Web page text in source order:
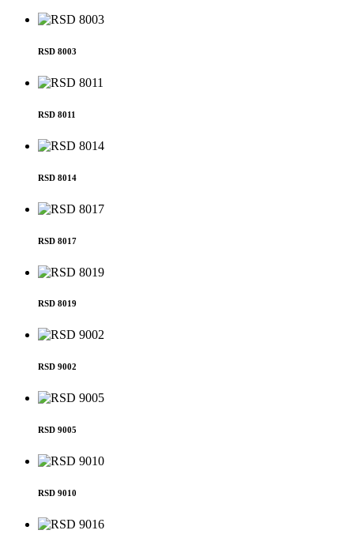
RSD 8003
RSD 8011
RSD 8014
RSD 8017
RSD 8019
RSD 9002
RSD 9005
RSD 9010